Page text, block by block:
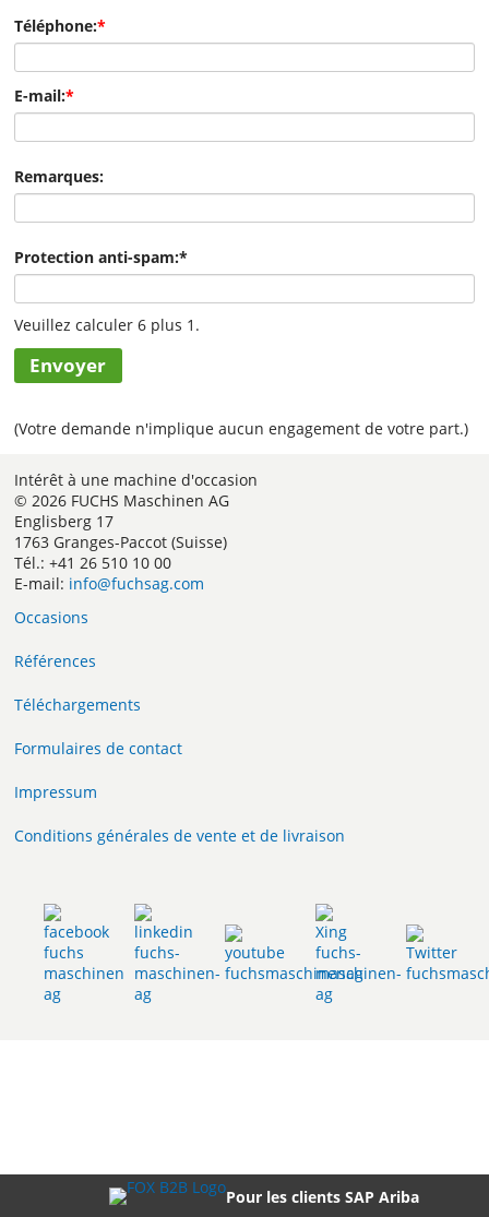
Pour les clients SAP Ariba
Téléphone:*
E-mail:*
Remarques:
Protection anti-spam:*
Veuillez calculer 6 plus 1.
Envoyer
(Votre demande n'implique aucun engagement de votre part.)
Intérêt à une machine d'occasion
© 2026 FUCHS Maschinen AG
Englisberg 17
1763 Granges-Paccot (Suisse)
Tél.: +41 26 510 10 00
E-mail: info@fuchsag.com
Occasions
Références
Téléchargements
Formulaires de contact
Impressum
Conditions générales de vente et de livraison